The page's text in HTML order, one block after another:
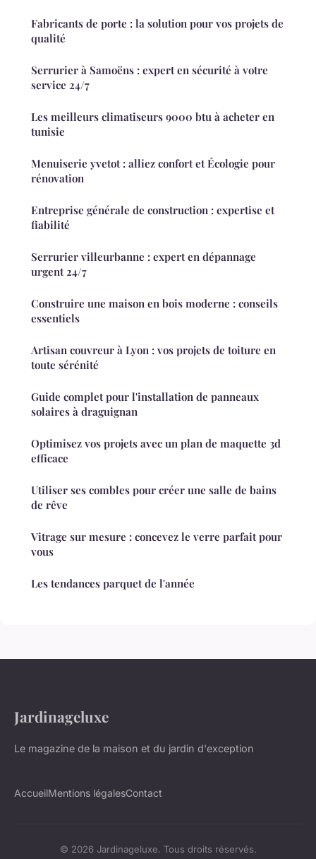
Fabricants de porte : la solution pour vos projets de
qualité
Serrurier à Samoëns : expert en sécurité à votre
service 24/7
Les meilleurs climatiseurs 9000 btu à acheter en
tunisie
Menuiserie yvetot : alliez confort et Écologie pour
rénovation
Entreprise générale de construction : expertise et
fiabilité
Serrurier villeurbanne : expert en dépannage
urgent 24/7
Construire une maison en bois moderne : conseils
essentiels
Artisan couvreur à Lyon : vos projets de toiture en
toute sérénité
Guide complet pour l'installation de panneaux
solaires à draguignan
Optimisez vos projets avec un plan de maquette 3d
efficace
Utiliser ses combles pour créer une salle de bains
de rêve
Vitrage sur mesure : concevez le verre parfait pour
vous
Les tendances parquet de l'année
Jardinageluxe
Le magazine de la maison et du jardin d'exception
AccueilMentions légalesContact
© 2026 Jardinageluxe. Tous droits réservés.